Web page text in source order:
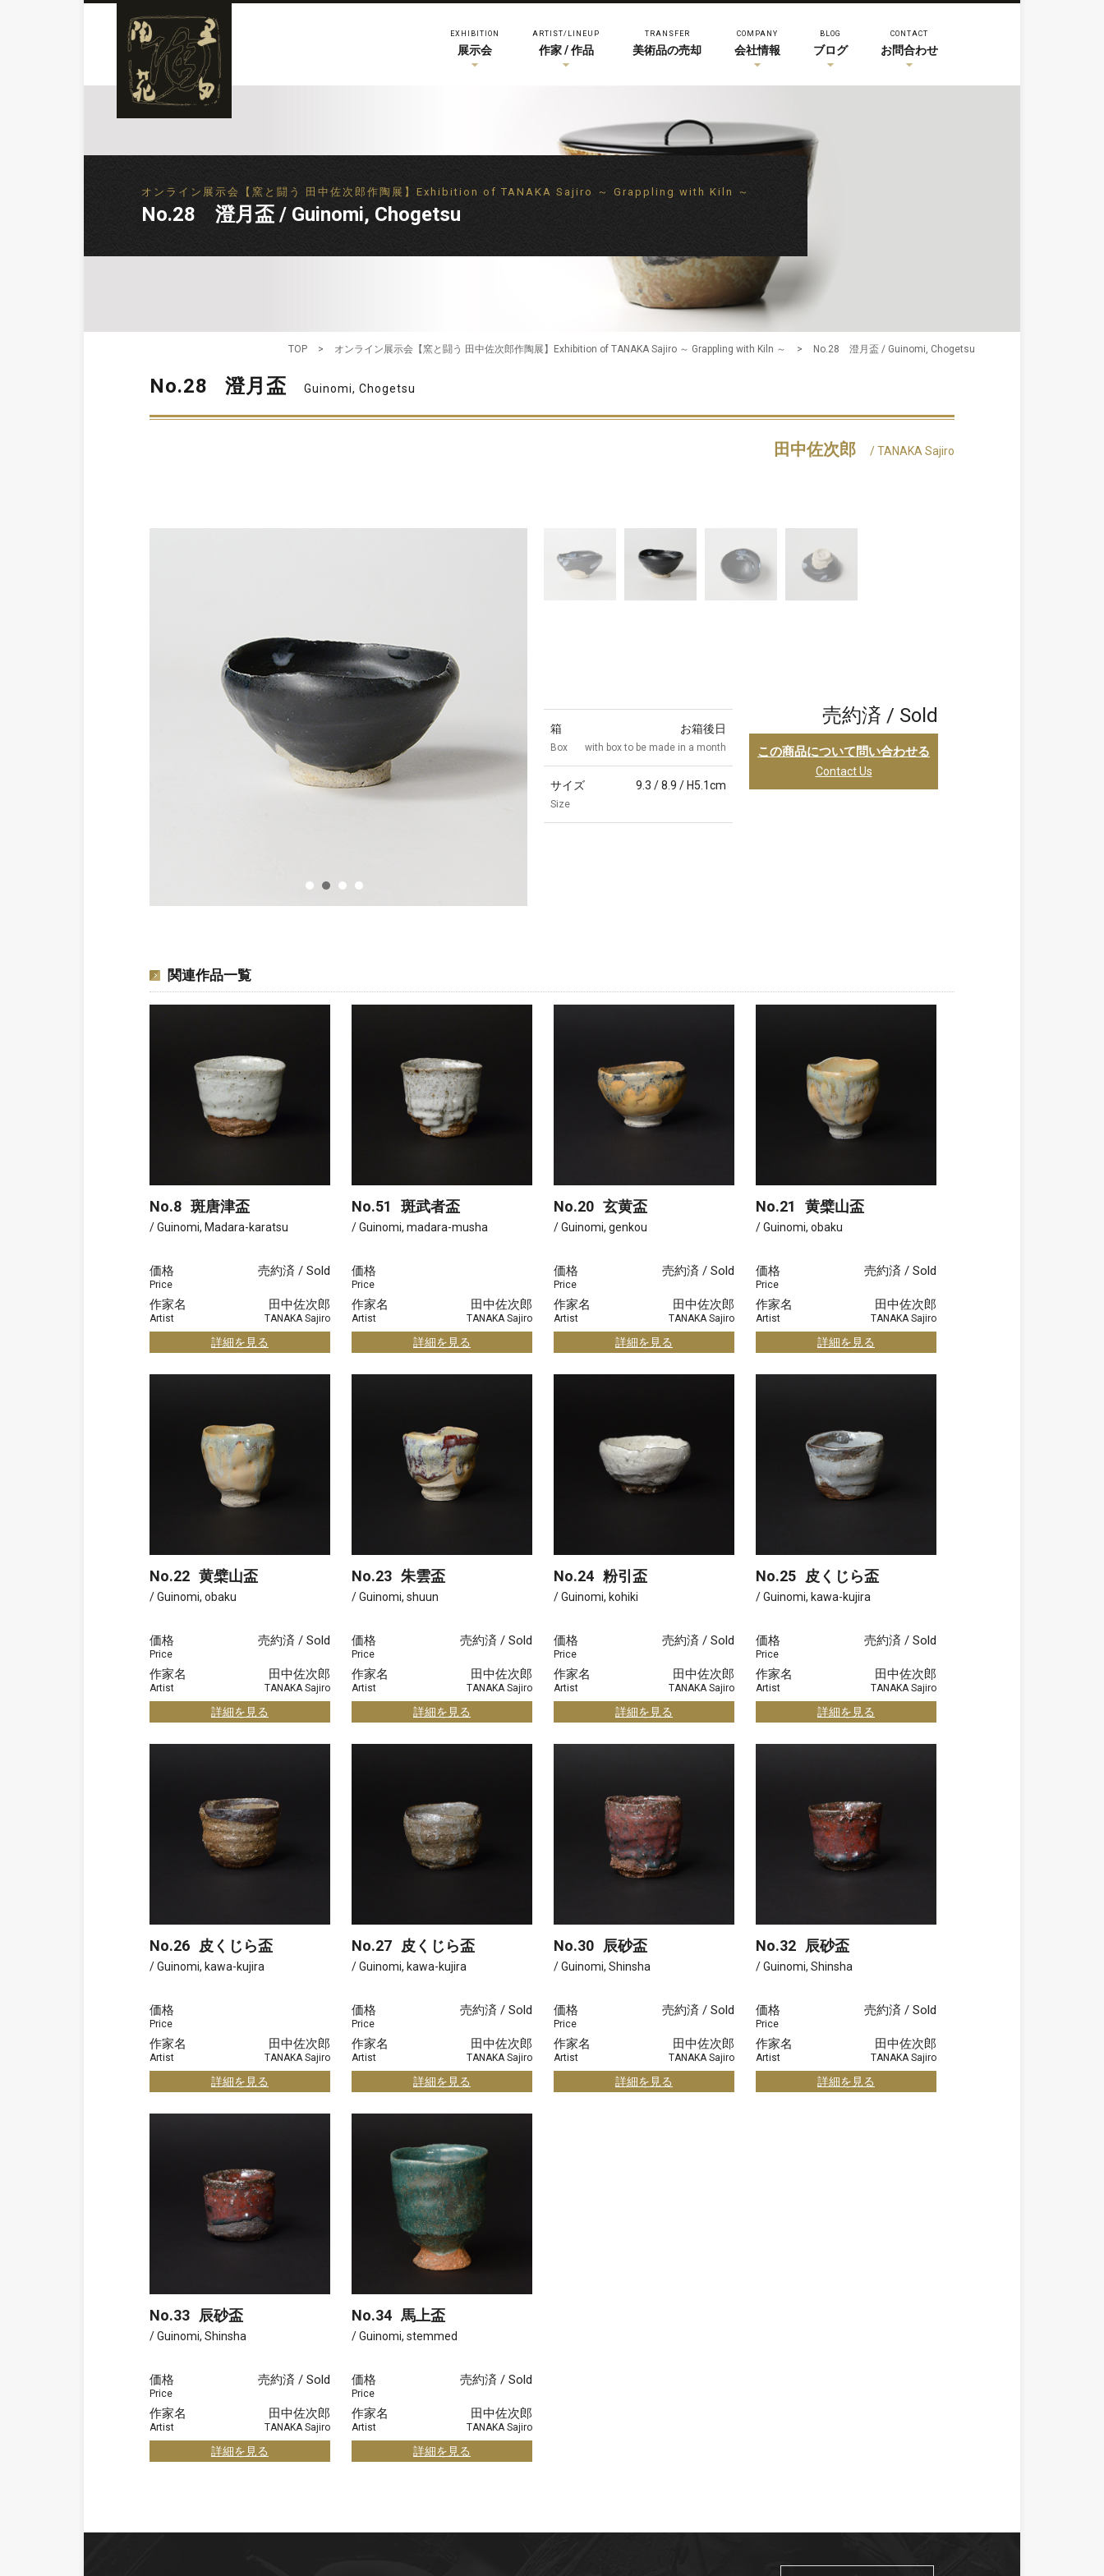
EXHIBITION
展示会
ARTIST/LINEUP
作家 / 作品
TRANSFER
美術品の売却
COMPANY
会社情報
BLOG
ブログ
CONTACT
お問合わせ
オンライン展示会【窯と闘う 田中佐次郎作陶展】Exhibition of TANAKA Sajiro ～ Grappling with Kiln ～
No.28 澄月盃 / Guinomi, Chogetsu
TOP > オンライン展示会【窯と闘う 田中佐次郎作陶展】Exhibition of TANAKA Sajiro ～ Grappling with Kiln ～ > No.28 澄月盃 / Guinomi, Chogetsu
No.28 澄月盃 Guinomi, Chogetsu
田中佐次郎 / TANAKA Sajiro
箱
Box
お箱後日
with box to be made in a month
サイズ
Size
9.3 / 8.9 / H5.1cm
売約済 / Sold
この商品について問い合わせる
Contact Us
関連作品一覧
No.8 斑唐津盃
/ Guinomi, Madara-karatsu
価格
Price
売約済 / Sold
作家名
Artist
田中佐次郎
TANAKA Sajiro
詳細を見る
No.51 斑武者盃
/ Guinomi, madara-musha
価格
Price
作家名
Artist
田中佐次郎
TANAKA Sajiro
詳細を見る
No.20 玄黄盃
/ Guinomi, genkou
価格
Price
売約済 / Sold
作家名
Artist
田中佐次郎
TANAKA Sajiro
詳細を見る
No.21 黄檗山盃
/ Guinomi, obaku
価格
Price
売約済 / Sold
作家名
Artist
田中佐次郎
TANAKA Sajiro
詳細を見る
No.22 黄檗山盃
/ Guinomi, obaku
価格
Price
売約済 / Sold
作家名
Artist
田中佐次郎
TANAKA Sajiro
詳細を見る
No.23 朱雲盃
/ Guinomi, shuun
価格
Price
売約済 / Sold
作家名
Artist
田中佐次郎
TANAKA Sajiro
詳細を見る
No.24 粉引盃
/ Guinomi, kohiki
価格
Price
売約済 / Sold
作家名
Artist
田中佐次郎
TANAKA Sajiro
詳細を見る
No.25 皮くじら盃
/ Guinomi, kawa-kujira
価格
Price
売約済 / Sold
作家名
Artist
田中佐次郎
TANAKA Sajiro
詳細を見る
No.26 皮くじら盃
/ Guinomi, kawa-kujira
価格
Price
作家名
Artist
田中佐次郎
TANAKA Sajiro
詳細を見る
No.27 皮くじら盃
/ Guinomi, kawa-kujira
価格
Price
売約済 / Sold
作家名
Artist
田中佐次郎
TANAKA Sajiro
詳細を見る
No.30 辰砂盃
/ Guinomi, Shinsha
価格
Price
売約済 / Sold
作家名
Artist
田中佐次郎
TANAKA Sajiro
詳細を見る
No.32 辰砂盃
/ Guinomi, Shinsha
価格
Price
売約済 / Sold
作家名
Artist
田中佐次郎
TANAKA Sajiro
詳細を見る
No.33 辰砂盃
/ Guinomi, Shinsha
価格
Price
売約済 / Sold
作家名
Artist
田中佐次郎
TANAKA Sajiro
詳細を見る
No.34 馬上盃
/ Guinomi, stemmed
価格
Price
売約済 / Sold
作家名
Artist
田中佐次郎
TANAKA Sajiro
詳細を見る